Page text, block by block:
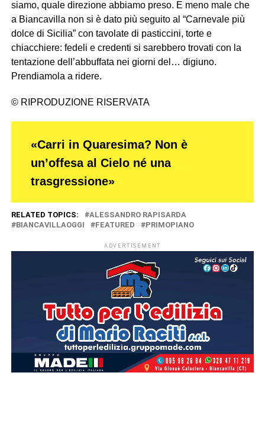
siamo, quale direzione abbiamo preso. E meno male che
a Biancavilla non si è dato più seguito al “Carnevale più
dolce di Sicilia” con tavolate di pasticcini, torte e
chiacchiere: fedeli e credenti si sarebbero trovati con la
tentazione dell’abbuffata nei giorni del… digiuno.
Prendiamola a ridere.
© RIPRODUZIONE RISERVATA
«Carri in Quaresima? Non è
un’offesa al Cielo né una
trasgressione»
RELATED TOPICS:
ALESSANDRO RAPISARDA
BIANCAVILLAOGGI
FEATURED PRIMOPIANO
ADVERTISEMENT